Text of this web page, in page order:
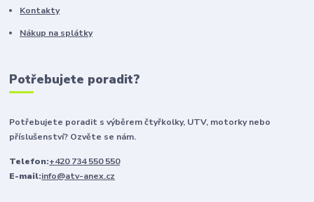
Kontakty
Nákup na splátky
Potřebujete poradit?
Potřebujete poradit s výběrem čtyřkolky, UTV, motorky nebo
příslušenství? Ozvěte se nám.
Telefon:+420 734 550 550
E-mail:info@atv-anex.cz